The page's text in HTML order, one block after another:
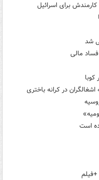
برای اسرائیل
شد
مالی
در کرانه باختری
است